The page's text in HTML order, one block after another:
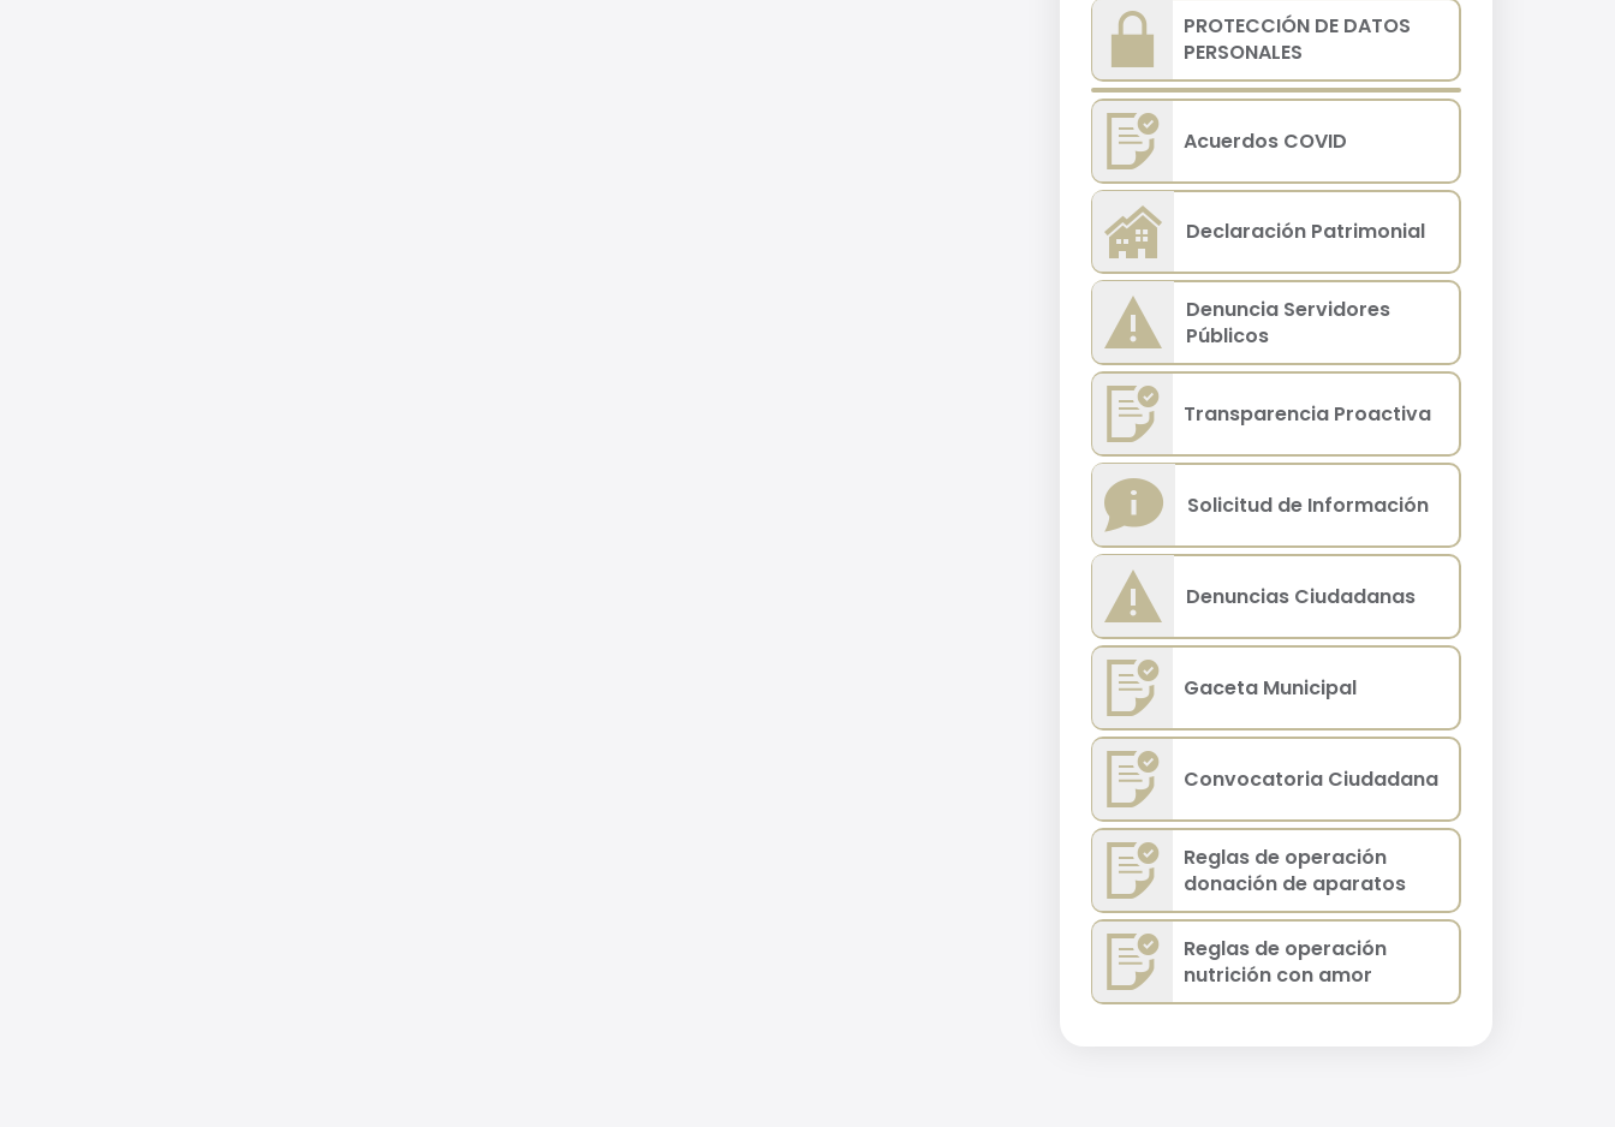
PROTECCIÓN DE DATOS
PERSONALES
Acuerdos COVID
Declaración Patrimonial
Denuncia Servidores
Públicos
Transparencia Proactiva
Solicitud de Información
Denuncias Ciudadanas
Gaceta Municipal
Convocatoria Ciudadana
Reglas de operación
donación de aparatos
Reglas de operación
nutrición con amor